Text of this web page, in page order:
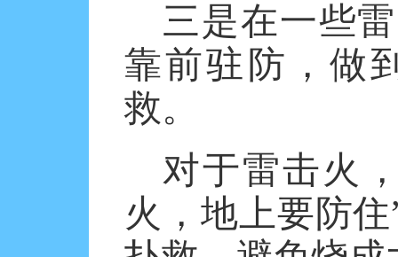
三是在一些
靠前驻防，做
救。
对于雷击火
火，地上要防